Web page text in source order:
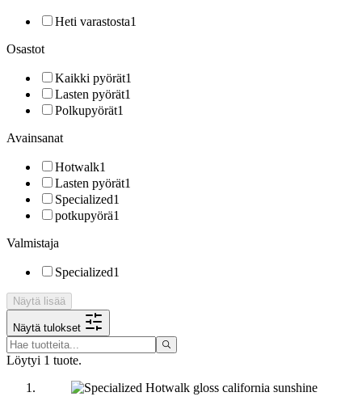
Heti varastosta1
Osastot
Kaikki pyörät1
Lasten pyörät1
Polkupyörät1
Avainsanat
Hotwalk1
Lasten pyörät1
Specialized1
potkupyörä1
Valmistaja
Specialized1
Näytä lisää
Näytä tulokset
Löytyi 1 tuote.